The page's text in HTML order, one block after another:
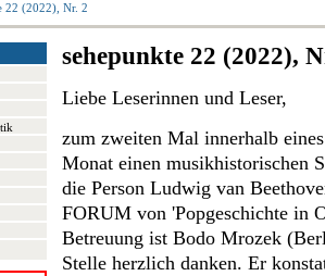
22 (2022), Nr. 2
sehepunkte 22 (2022),
Liebe Leserinnen und Leser,
zum zweiten Mal innerhalb
Monat einen musikhistorischen
die Person Ludwig van
FORUM von 'Popgeschichte in
Betreuung ist Bodo Mrozek
Stelle herzlich danken. Er